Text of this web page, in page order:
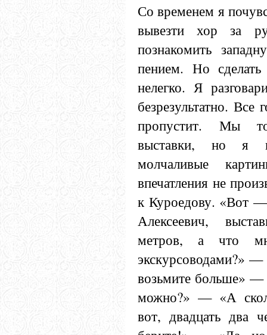
Со временем я
вывезти хор за
познакомить
пением. Но
нелегко. Я
безрезультатно. Все
пропустит. Мы
выставки, но я
молчаливые
впечатления не
к Куроедову. «Вот
Алексеевич,
метров, а что
экскурсоводами?»
возьмите больше»
можно?» — «А
вот, двадцать